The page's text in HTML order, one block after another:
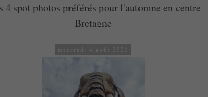
4 spot photos préférés pour l'automne en centre
Bretagne
mercredi 4 août 2021